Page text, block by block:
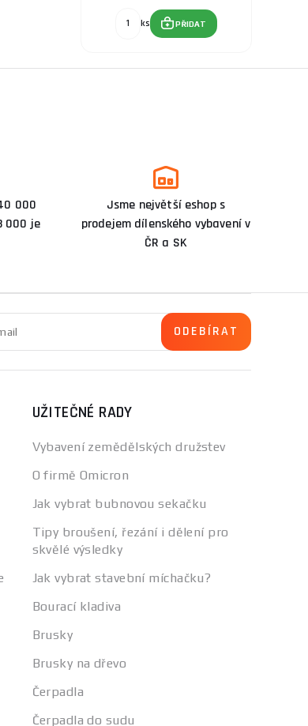
ks PŘIDAT
000
000 je
Jsme největší eshop s
prodejem dílenského vybavení v
ČR a SK
UŽITEČNÉ RADY
Vybavení zemědělských družstev
O firmě Omicron
Jak vybrat bubnovou sekačku
Tipy broušení, řezání i dělení pro
skvělé výsledky
Jak vybrat stavební míchačku?
Bourací kladiva
Brusky
Brusky na dřevo
Čerpadla
Čerpadla do sudu